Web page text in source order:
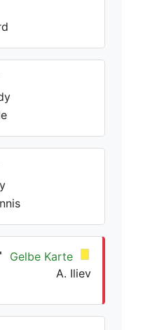
Gelbe Karte
A. Iliev